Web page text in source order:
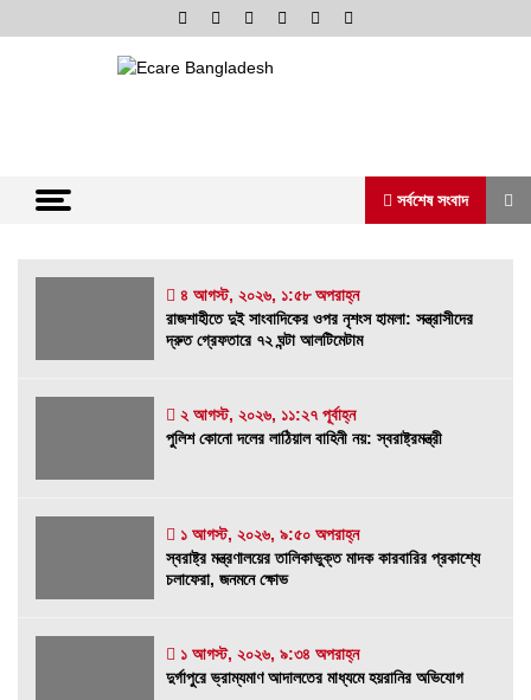
to
সর্বশেষ সংবাদ
রাজশাহীতে দুই সাংবাদিকের ওপর নৃশংস হামলা:
৪ আগস্ট, ২০২৬, ১:৫৮ অপরাহ্ন
স্বরাষ্ট্র মন্ত্রণালয়ের তালিকাভুক্ত মাদক কারবারির
প্রকাশ্যে চলাফেরা, জনমনে ক্ষোভ
দুর্গাপুরে ভ্রাম্যমাণ আদালতের মাধ্যমে হয়রানির
অভিযোগ
৪ আগস্ট, ২০২৬, ১:৫৮ অপরাহ্ন
রাজশাহীতে দুই সাংবাদিকের ওপর নৃশংস হামলা: সন্ত্রাসীদের
দ্রুত গ্রেফতারে ৭২ ঘন্টা আলটিমেটাম
২ আগস্ট, ২০২৬, ১১:২৭ পূর্বাহ্ন
পুলিশ কোনো দলের লাঠিয়াল বাহিনী নয়: স্বরাষ্ট্রমন্ত্রী
১ আগস্ট, ২০২৬, ৯:৫০ অপরাহ্ন
স্বরাষ্ট্র মন্ত্রণালয়ের তালিকাভুক্ত মাদক কারবারির প্রকাশ্যে
চলাফেরা, জনমনে ক্ষোভ
১ আগস্ট, ২০২৬, ৯:৩৪ অপরাহ্ন
দুর্গাপুরে ভ্রাম্যমাণ আদালতের মাধ্যমে হয়রানির অভিযোগ